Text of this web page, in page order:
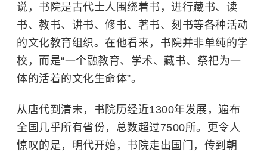
说，书院是古代士人围绕着书，进行藏书、读
书、教书、讲书、修书、著书、刻书等各种活动
的文化教育组织。在他看来，书院并非单纯的学
校，而是“一个融教育、学术、藏书、祭祀为一
体的活着的文化生命体”。
从唐代到清末，书院历经近1300年发展，遍布
全国几乎所有省份，总数超过7500所。更令人
惊叹的是，明代开始，书院走出国门，传到朝